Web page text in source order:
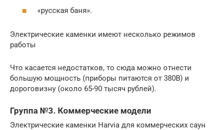
«русская баня».
Электрические каменки имеют несколько режимов
работы
Что касается недостатков, то сюда можно отнести
большую мощность (приборы питаются от 380В) и
дороговизну (около 65-90 тысяч рублей).
Группа №3. Коммерческие модели
Электрические каменки Harvia для коммерческих саун